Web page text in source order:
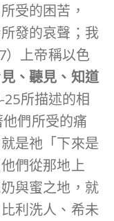
受的困苦，
發的哀聲；我
）上帝稱以色
、 聽見、知道
所描述的相
們所受的痛
是祂「下來是
們從那地上
與蜜之地，就
利洗人、希未